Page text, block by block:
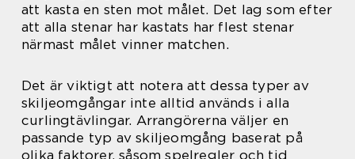
att kasta en sten mot målet. Det lag som efter
att alla stenar har kastats har flest stenar
närmast målet vinner matchen.
Det är viktigt att notera att dessa typer av
skiljeomgångar inte alltid används i alla
curlingtävlingar. Arrangörerna väljer en
passande typ av skiljeomgång baserat på
olika faktorer, såsom spelregler och tid